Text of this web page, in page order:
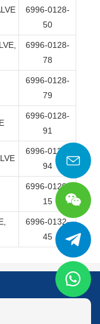
6996-0128-
50
6996-0128-
78
6996-0128-
79
6996-0128-
91
6996-0128-
94
6996-0129-
15
6996-0132-
45